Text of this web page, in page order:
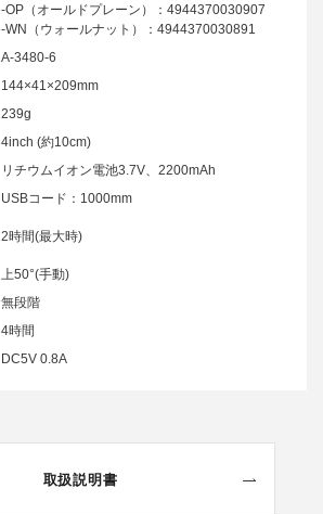
-OP（オールドプレーン）：4944370030907
-WN（ウォールナット）：4944370030891
A-3480-6
144×41×209mm
239g
4inch (約10cm)
リチウムイオン電池3.7V、2200mAh
USBコード：1000mm
2時間(最大時)
上50°(手動)
無段階
4時間
DC5V 0.8A
取扱説明書